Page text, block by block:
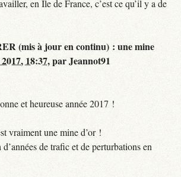
en Île de France, c’est ce qu’il y a de
(mis à jour en continu) : une mine
18:37,parJeannot91
et heureuse année 2017 !
vraiment une mine d’or !
de trafic et de perturbations en